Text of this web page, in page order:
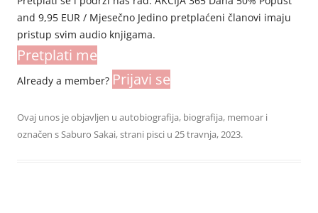
and 9,95 EUR / Mjesečno Jedino pretplaćeni članovi imaju
pristup svim audio knjigama.
Pretplati me
Already a member? Prijavi se
Ovaj unos je objavljen u autobiografija, biografija, memoar i
označen sSaburo Sakai,strani pisci u 25 travnja, 2023.